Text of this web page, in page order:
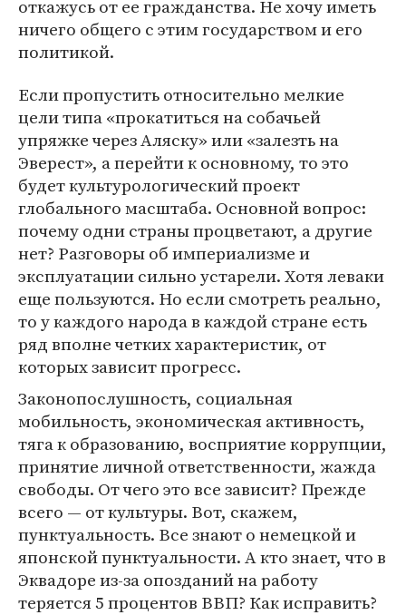
откажусь от ее гражданства. Не хочу иметь
ничего общего с этим государством и его
политикой.
Если пропустить относительно мелкие
цели типа «прокатиться на собачьей
упряжке через Аляску» или «залезть на
Эверест», а перейти к основному, то это
будет культурологический проект
глобального масштаба. Основной вопрос:
почему одни страны процветают, а другие
нет? Разговоры об империализме и
эксплуатации сильно устарели. Хотя леваки
еще пользуются. Но если смотреть реально,
то у каждого народа в каждой стране есть
ряд вполне четких характеристик, от
которых зависит прогресс.
Законопослушность, социальная
мобильность, экономическая активность,
тяга к образованию, восприятие коррупции,
принятие личной ответственности, жажда
свободы. От чего это все зависит? Прежде
всего — от культуры. Вот, скажем,
пунктуальность. Все знают о немецкой и
японской пунктуальности. А кто знает, что в
Эквадоре из-за опозданий на работу
теряется 5 процентов ВВП? Как исправить?